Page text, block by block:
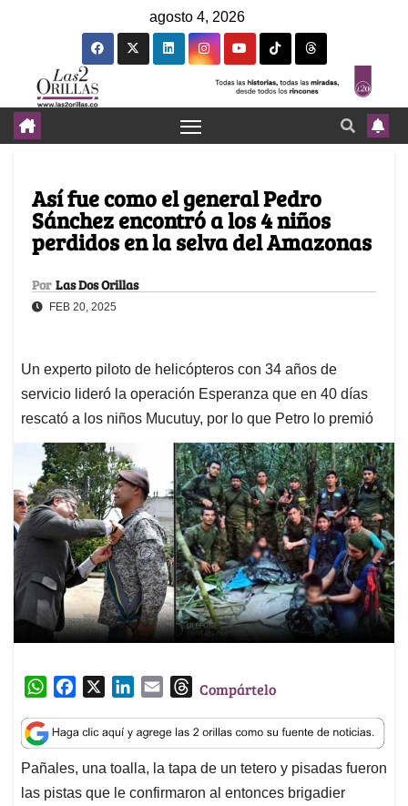
agosto 4, 2026
Así fue como el general Pedro
Sánchez encontró a los 4 niños
perdidos en la selva del Amazonas
Por Las Dos Orillas
FEB 20, 2025
Un experto piloto de helicópteros con 34 años de
servicio lideró la operación Esperanza que en 40 días
rescató a los niños Mucutuy, por lo que Petro lo premió
W
a
t
s
A
c
e
b
o
n
k
e
d
a
i
l
T
r
e
a
d
Compártelo
Pañales, una toalla, la tapa de un tetero y pisadas fueron
las pistas que le confirmaron al entonces brigadier